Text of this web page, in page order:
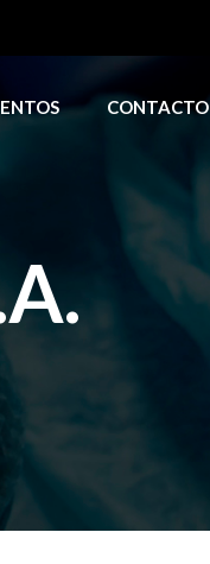
CONTACTO